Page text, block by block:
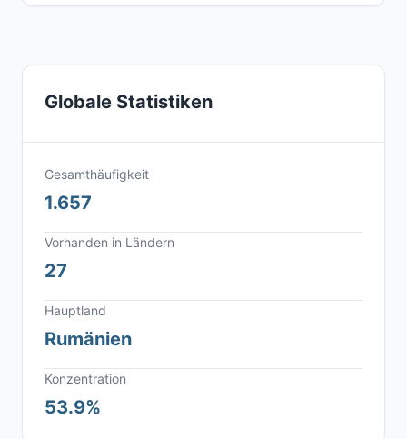
Globale Statistiken
Gesamthäufigkeit
1.657
Vorhanden in Ländern
27
Hauptland
Rumänien
Konzentration
53.9%